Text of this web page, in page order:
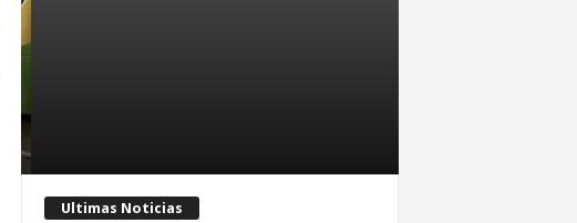
Ultimas Noticias